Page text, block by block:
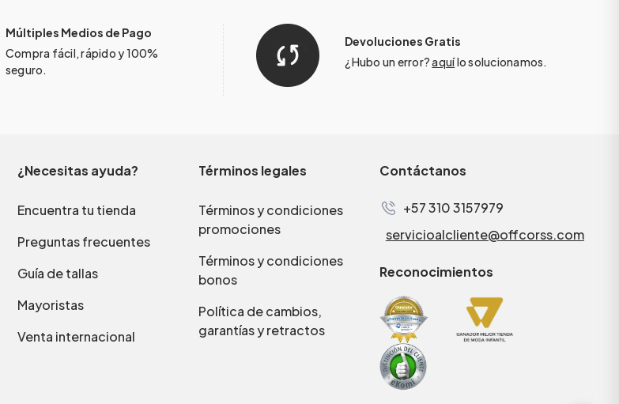
Múltiples Medios de Pago
Compra fácil, rápido y 100%
seguro.
Devoluciones Gratis
¿Hubo un error?aquílo solucionamos.
¿Necesitas ayuda?
Encuentra tu tienda
Preguntas frecuentes
Guía de tallas
Mayoristas
Venta internacional
Términos legales
Términos y condiciones
promociones
Términos y condiciones
bonos
Política de cambios,
garantías y retractos
Contáctanos
+57 310 3157979
servicioalcliente@offcorss.com
Reconocimientos